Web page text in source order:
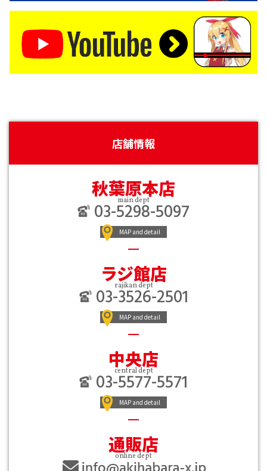
店舗情報
秋葉原本店
main dept
03-5298-5097
MAP and detail
ラジ館店
rajikan dept
03-3526-2501
MAP and detail
中央店
central dept
03-5577-5571
MAP and detail
通販店
online dept